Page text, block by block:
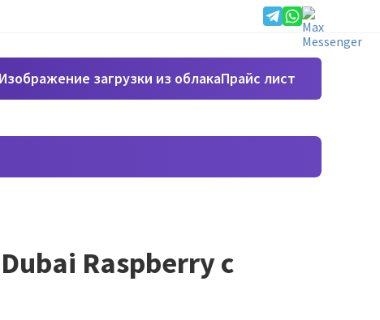
Прайс лист
Raspberry с